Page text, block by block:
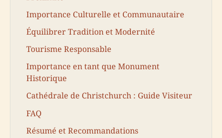
Importance Culturelle et Communautaire
Équilibrer Tradition et Modernité
Tourisme Responsable
Importance en tant que Monument
Historique
Cathédrale de Christchurch : Guide Visiteur
FAQ
Résumé et Recommandations